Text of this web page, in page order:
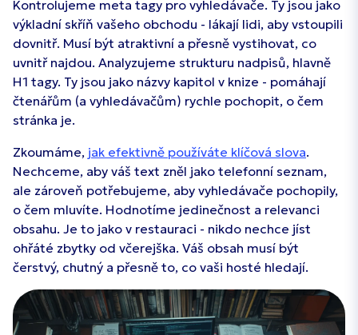
Kontrolujeme meta tagy pro vyhledávače. Ty jsou jako
výkladní skříň vašeho obchodu - lákají lidi, aby vstoupili
dovnitř. Musí být atraktivní a přesně vystihovat, co
uvnitř najdou. Analyzujeme strukturu nadpisů, hlavně
H1 tagy. Ty jsou jako názvy kapitol v knize - pomáhají
čtenářům (a vyhledávačům) rychle pochopit, o čem
stránka je.
Zkoumáme, jak efektivně používáte klíčová slova.
Nechceme, aby váš text zněl jako telefonní seznam,
ale zároveň potřebujeme, aby vyhledávače pochopily,
o čem mluvíte. Hodnotíme jedinečnost a relevanci
obsahu. Je to jako v restauraci - nikdo nechce jíst
ohřáté zbytky od včerejška. Váš obsah musí být
čerstvý, chutný a přesně to, co vaši hosté hledají.